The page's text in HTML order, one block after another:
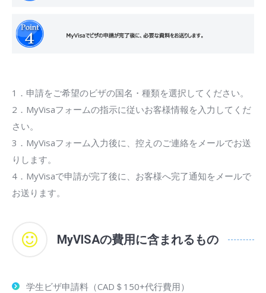
1．申請をご希望のビザの国名・種類を選択してください。
2．MyVisaフォームの指示に従いお客様情報を入力してくだ
さい。
3．MyVisaフォーム入力後に、控えのご連絡をメールでお送
りします。
4．MyVisaで申請が完了後に、お客様へ完了通知をメールで
お送ります。
MyVISAの費用に含まれるもの
学生ビザ申請料（CAD＄150+代行費用）